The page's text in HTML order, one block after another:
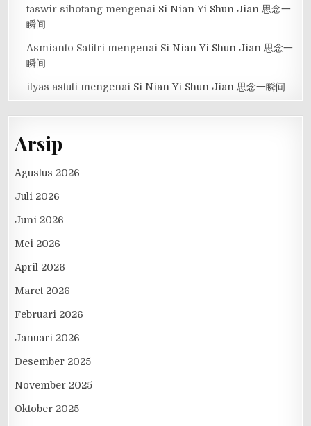
taswir sihotang mengenai Si Nian Yi Shun Jian 思念一
瞬间
Asmianto Safitri mengenai Si Nian Yi Shun Jian 思念一
瞬间
ilyas astuti mengenai Si Nian Yi Shun Jian 思念一瞬间
Arsip
Agustus 2026
Juli 2026
Juni 2026
Mei 2026
April 2026
Maret 2026
Februari 2026
Januari 2026
Desember 2025
November 2025
Oktober 2025